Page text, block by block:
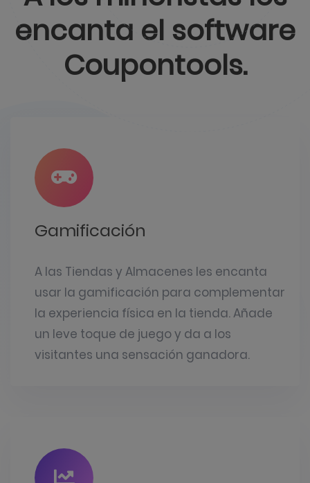
encanta el software
Coupontools.
Gamificación
A las Tiendas y Almacenes les encanta
usar la gamificación para complementar
la experiencia física en la tienda. Añade
un leve toque de juego y da a los
visitantes una sensación ganadora.